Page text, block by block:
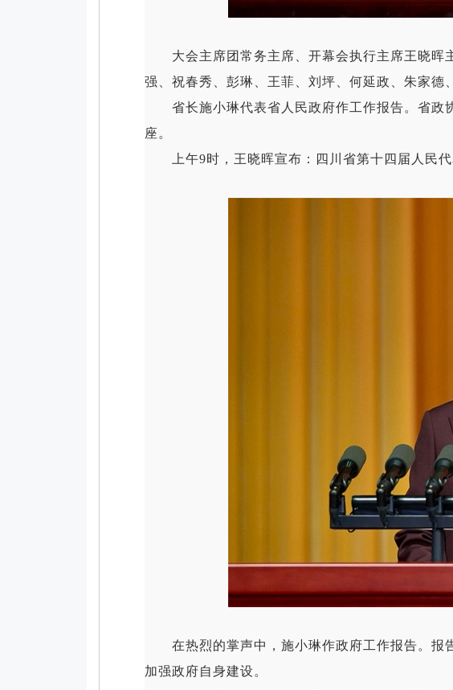
大会主席团常务主席、开幕会执行主席王晓晖
强、祝春秀、彭琳、王菲、刘坪、何延政、朱家德
省长施小琳代表省人民政府作工作报告。省政
座。
上午9时，王晓晖宣布：四川省第十四届人民代
在热烈的掌声中，施小琳作政府工作报告。报告
加强政府自身建设。